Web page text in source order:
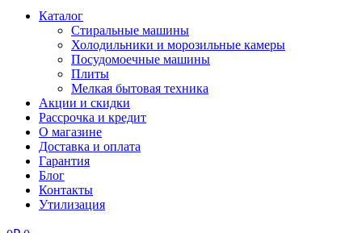
Каталог
Стиральные машины
Холодильники и морозильные камеры
Посудомоечные машины
Плиты
Мелкая бытовая техника
Акции и скидки
Рассрочка и кредит
О магазине
Доставка и оплата
Гарантия
Блог
Контакты
Утилизация